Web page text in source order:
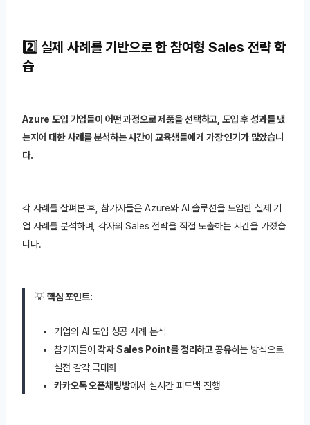
2️⃣ 실제 사례를 기반으로 한 참여형 Sales 전략 학
습
Azure 도입 기업들이 어떤 과정으로 제품을 선택하고, 도입 후 성과를 냈
는지에 대한 사례를 분석하는 시간이 교육생들에게 가장 인기가 많았습니
다.
각 사례를 살펴본 후, 참가자들은 Azure와 AI 솔루션을 도입한 실제 기
업 사례를 분석하며, 각자의 Sales 전략을 직접 도출하는 시간을 가졌습
니다.
💡 핵심 포인트:
기업의 AI 도입 성공 사례 분석
참가자들이각자 Sales Point를 정리하고 공유하는 방식으로
실전 감각 극대화
카카오톡 오픈채팅방에서 실시간 피드백 진행